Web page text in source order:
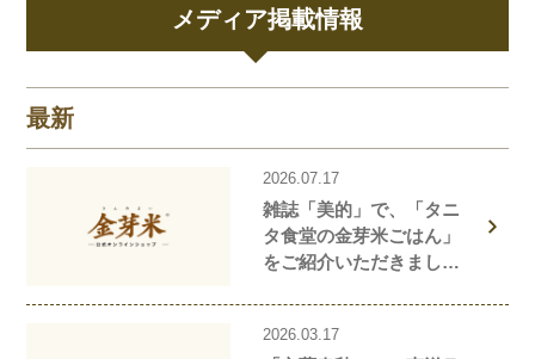
メディア掲載情報
最新
2026.07.17
雑誌「美的」で、「タニ
タ食堂の金芽米ごはん」
をご紹介いただきまし
2026.03.17